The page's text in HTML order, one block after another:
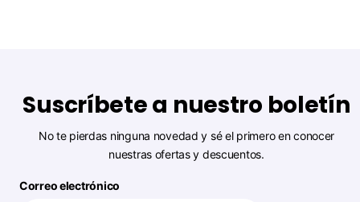
Suscríbete a nuestro boletín
No te pierdas ninguna novedad y sé el primero en conocer
nuestras ofertas y descuentos.
Correo electrónico